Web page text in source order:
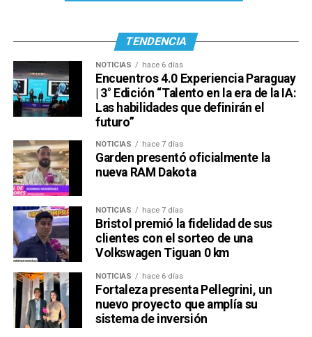
TENDENCIA
NOTICIAS hace 6 días
Encuentros 4.0 Experiencia Paraguay
| 3° Edición “Talento en la era de la IA:
Las habilidades que definirán el
futuro”
NOTICIAS hace 7 días
Garden presentó oficialmente la
nueva RAM Dakota
NOTICIAS hace 7 días
Bristol premió la fidelidad de sus
clientes con el sorteo de una
Volkswagen Tiguan 0 km
NOTICIAS hace 6 días
Fortaleza presenta Pellegrini, un
nuevo proyecto que amplía su
sistema de inversión